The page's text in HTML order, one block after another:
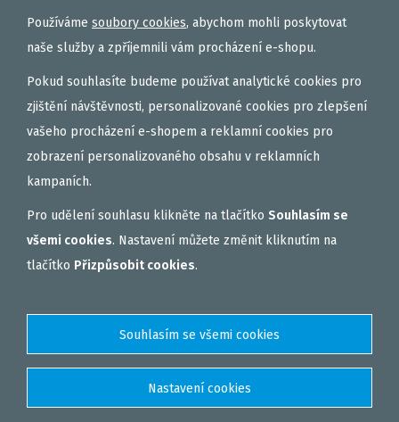
TEKUTÉ
OBALOVAČKY
VAŘENÝ PARTIKL
BIŽUTERIE NA MONTÁŽE
DÁRKOVÝ POUKAZ, DÁRKOVÁ KAZETA
AKČNÍ SETY
VNADÍCÍ, KRMÍTKOVÉ SMĚSI
PVA PUNČOCHY A SÁČKY
Používáme soubory cookies, abychom mohli poskytovat
naše služby a zpříjemnili vám procházení e-shopu.
Pokud souhlasíte budeme používat analytické cookies pro
zjištění návštěvnosti, personalizované cookies pro zlepšení
vašeho procházení e-shopem a reklamní cookies pro
zobrazení personalizovaného obsahu v reklamních
kampaních.
Pro udělení souhlasu klikněte na tlačítko Souhlasím se
všemi cookies. Nastavení můžete změnit kliknutím na
tlačítko Přizpůsobit cookies.